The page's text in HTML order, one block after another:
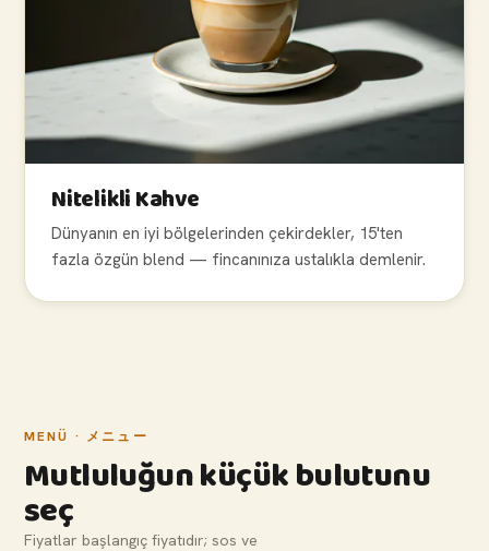
Nitelikli Kahve
Dünyanın en iyi bölgelerinden çekirdekler, 15'ten
fazla özgün blend — fincanınıza ustalıkla demlenir.
MENÜ · メニュー
Mutluluğun küçük bulutunu
seç
Fiyatlar başlangıç fiyatıdır; sos ve